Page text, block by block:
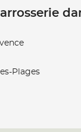
Plages